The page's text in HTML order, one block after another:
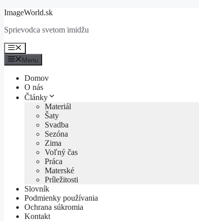
Preskočiť
obsah
ImageWorld.sk
Sprievodca svetom imidžu
Menu
Menu
Domov
O nás
Články
Materiál
Šaty
Svadba
Sezóna
Zima
Voľný čas
Práca
Materské
Príležitosti
Slovník
Podmienky používania
Ochrana súkromia
Kontakt